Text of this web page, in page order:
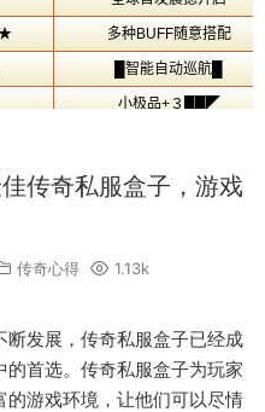
传奇私服盒子，游戏
传奇心得 1.13k
发展，传奇私服盒子已经成
首选。传奇私服盒子为玩家
游戏环境，让他们可以尽情